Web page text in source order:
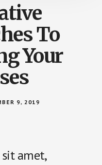
To
Your
9, 2019
amet,